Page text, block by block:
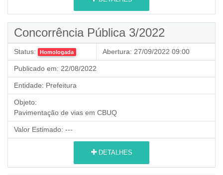
Concorrência Pública 3/2022
Status: Homologada Abertura: 27/09/2022 09:00
Publicado em: 22/08/2022
Entidade: Prefeitura
Objeto:
Pavimentação de vias em CBUQ
Valor Estimado: ---
DETALHES